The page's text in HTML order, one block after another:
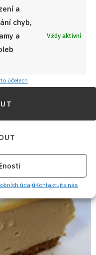
a
chyb,
a
Vždy aktivní
účelech
údajůKontaktujte nás
pečivo, které